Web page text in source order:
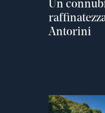
Un
Antorini